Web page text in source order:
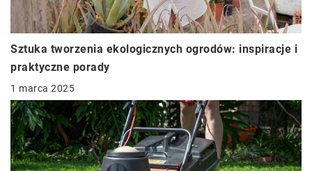
Sztuka tworzenia ekologicznych ogrodów: inspiracje i
praktyczne porady
1 marca 2025